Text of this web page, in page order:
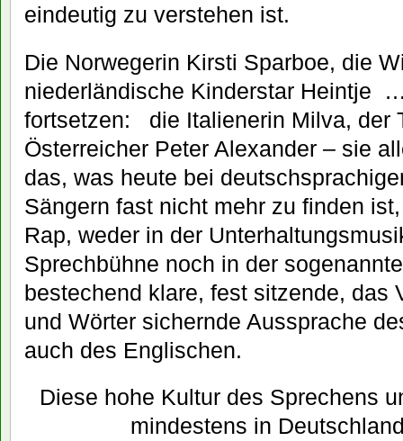
eindeutig zu verstehen ist.
Die Norwegerin Kirsti Sparboe, die
niederländische Kinderstar Heintje
fortsetzen: die Italienerin Milva, der
Österreicher Peter Alexander – sie
das, was heute bei
Sängern fast nicht mehr zu finden
Rap, weder in der
Sprechbühne noch in der
bestechend klare, fest sitzende, das
und Wörter sichernde Aussprache
auch des Englischen.
Diese hohe Kultur des Sprechens
mindestens in